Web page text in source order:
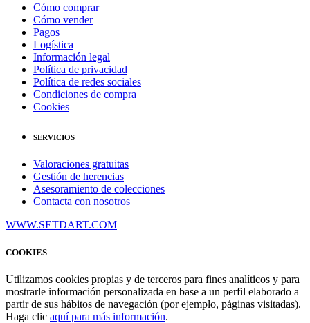
Cómo comprar
Cómo vender
Pagos
Logística
Información legal
Política de privacidad
Política de redes sociales
Condiciones de compra
Cookies
SERVICIOS
Valoraciones gratuitas
Gestión de herencias
Asesoramiento de colecciones
Contacta con nosotros
WWW.SETDART.COM
COOKIES
Utilizamos cookies propias y de terceros para fines analíticos y para
mostrarle información personalizada en base a un perfil elaborado a
partir de sus hábitos de navegación (por ejemplo, páginas visitadas).
Haga clic aquí para más información.